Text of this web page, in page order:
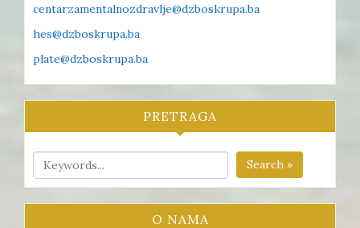
centarzamentalnozdravlje@dzboskrupa.ba
hes@dzboskrupa.ba
plate@dzboskrupa.ba
PRETRAGA
Search »
O NAMA